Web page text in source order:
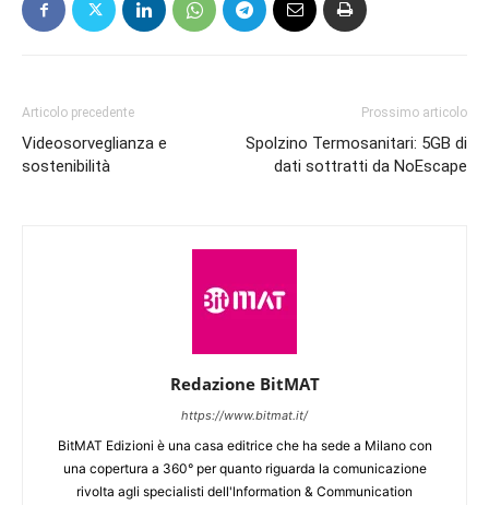
Articolo precedente
Videosorveglianza e
sostenibilità
Prossimo articolo
Spolzino Termosanitari: 5GB di
dati sottratti da NoEscape
Redazione BitMAT
https://www.bitmat.it/
BitMAT Edizioni è una casa editrice che ha sede a Milano con
una copertura a 360° per quanto riguarda la comunicazione
rivolta agli specialisti dell'lnformation & Communication